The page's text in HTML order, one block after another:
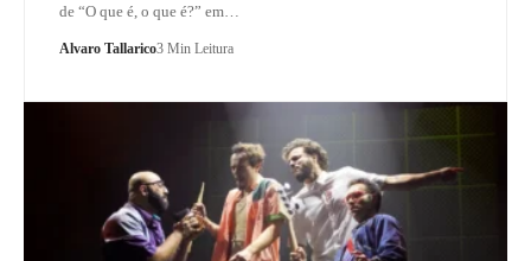
de “O que é, o que é?” em…
Alvaro Tallarico3 Min Leitura